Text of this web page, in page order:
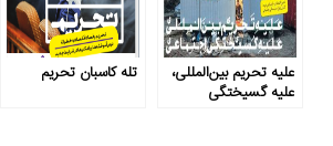
علیه تحریم بین‌المللی،
علیه گسیختگی
تله کاسبان تحریم